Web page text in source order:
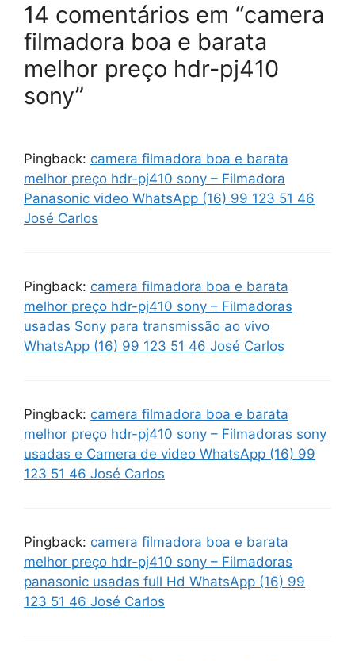
14 comentários em “camera
filmadora boa e barata
melhor preço hdr-pj410
sony”
Pingback: camera filmadora boa e barata
melhor preço hdr-pj410 sony – Filmadora
Panasonic video WhatsApp (16) 99 123 51 46
José Carlos
Pingback: camera filmadora boa e barata
melhor preço hdr-pj410 sony – Filmadoras
usadas Sony para transmissão ao vivo
WhatsApp (16) 99 123 51 46 José Carlos
Pingback: camera filmadora boa e barata
melhor preço hdr-pj410 sony – Filmadoras sony
usadas e Camera de video WhatsApp (16) 99
123 51 46 José Carlos
Pingback: camera filmadora boa e barata
melhor preço hdr-pj410 sony – Filmadoras
panasonic usadas full Hd WhatsApp (16) 99
123 51 46 José Carlos